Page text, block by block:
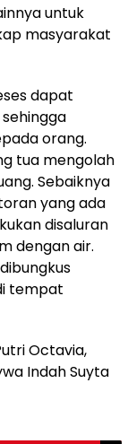
untuk
masyarakat
dapat
orang.
tua mengolah
Sebaiknya
yang ada
disaluran
dengan air.
tempat
Octavia,
Indah Suyta